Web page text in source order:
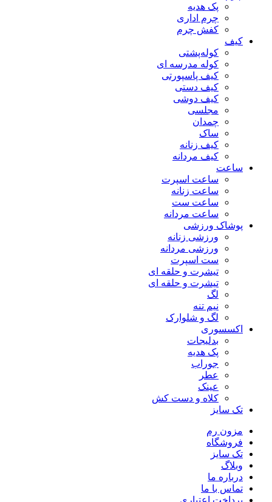
پک هدیه
چرم اداری
کفش چرم
کیف
کوله‌پشتی
کوله مدرسه ای
کیف پاسپورتی
کیف دستی
کیف دوشی
مجلسی
چمدان
ساک
کیف زنانه
کیف مردانه
ساعت
ساعت اسپرت
ساعت زنانه
ساعت ست
ساعت مردانه
پوشاک ورزشی
ورزشی زنانه
ورزشی مردانه
ست اسپرت
تیشرت و حلقه ای
تیشرت و حلقه ای
لگ
نیم تنه
لگ و شلوارک
اکسسوری
بدلیجات
پک هدیه
جوراب
عطر
عینک
کلاه و دست کش
تک سایز
مزون رم
فروشگاه
تک سایز
وبلاگ
درباره ما
تماس با ما
پرداخت اعتباری